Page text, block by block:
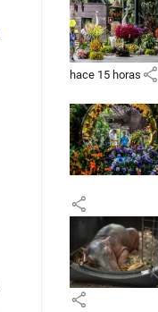
hace 15 horas share
share
share